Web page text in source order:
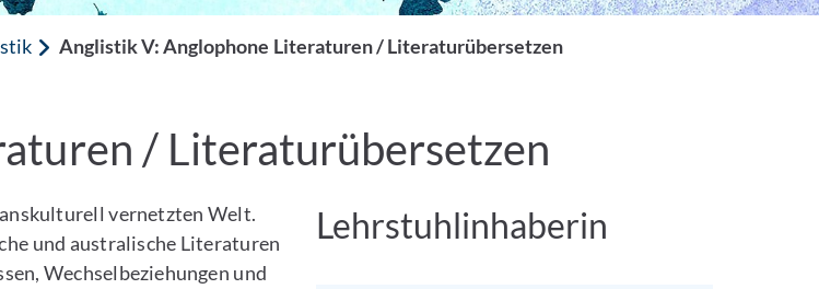
Anglistik V: Anglophone Literaturen / Literaturübersetzen
/ Literaturübersetzen
vernetzten Welt.
und australische Literaturen
Wechselbeziehungen und
Lehrstuhlinhaberin